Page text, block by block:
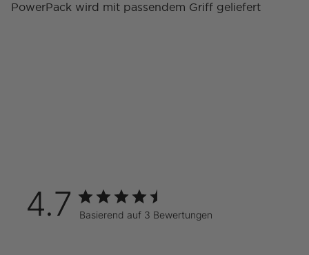
PowerPack wird mit passendem Griff geliefert
4.7 Basierend auf 3 Bewertungen